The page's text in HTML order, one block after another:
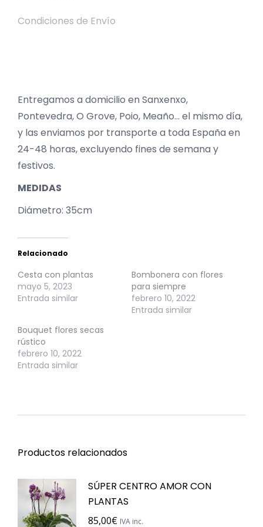
Condiciones de Envío
Entregamos a domicilio en Sanxenxo,
Pontevedra, O Grove, Poio, Meaño… el mismo día,
y las enviamos por transporte a toda España en
24-48 horas, excluyendo fines de semana y
festivos.
MEDIDAS
Diámetro: 35cm
Relacionado
Cesta con plantas
mayo 5, 2023
Entrada similar
Bombonera con flores
para siempre
febrero 10, 2022
Entrada similar
Bouquet flores secas
rústico
febrero 10, 2022
Entrada similar
Productos relacionados
SÚPER CENTRO AMOR CON
PLANTAS
85,00€ IVA inc.